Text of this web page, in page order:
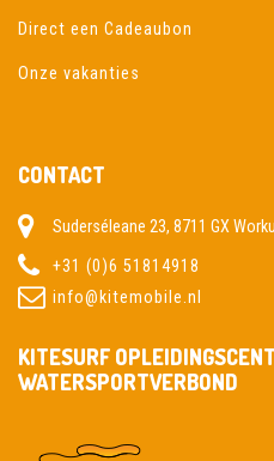
Direct een Cadeaubon
Onze vakanties
CONTACT
Suderséleane 23, 8711 GX
+31 (0)6 51814918
info@kitemobile.nl
KITESURF
WATERSPORTVERBOND